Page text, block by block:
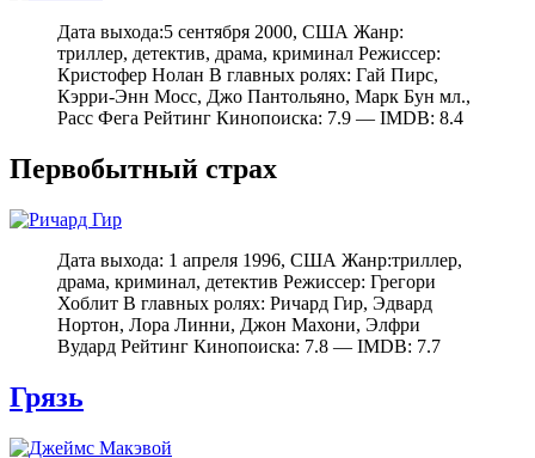
Дата выхода:5 сентября 2000, США Жанр:
триллер, детектив, драма, криминал Режиссер:
Кристофер Нолан В главных ролях: Гай Пирс,
Кэрри-Энн Мосс, Джо Пантольяно, Марк Бун мл.,
Расс Фега Рейтинг Кинопоиска: 7.9 — IMDB: 8.4
Первобытный страх
Дата выхода: 1 апреля 1996, США Жанр:триллер,
драма, криминал, детектив Режиссер: Грегори
Хоблит В главных ролях: Ричард Гир, Эдвард
Нортон, Лора Линни, Джон Махони, Элфри
Вудард Рейтинг Кинопоиска: 7.8 — IMDB: 7.7
Грязь